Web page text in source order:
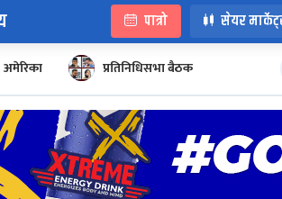
पात्रो सेयर
अमेरिका प्रतिनिधिसभा बैठक